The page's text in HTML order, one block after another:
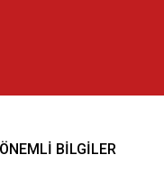
ÖNEMLI BILGILER